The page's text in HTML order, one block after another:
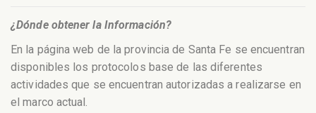
¿Dónde obtener la Información?
En la página web de la provincia de Santa Fe se encuentran
disponibles los protocolos base de las diferentes
actividades que se encuentran autorizadas a realizarse en
el marco actual.